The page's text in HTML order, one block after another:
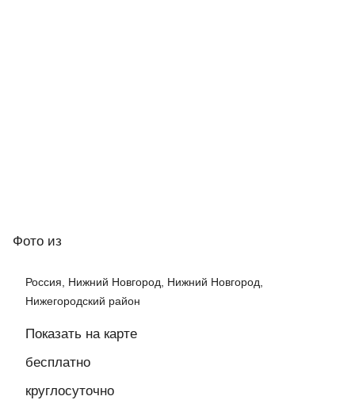
Фото из
Россия, Нижний Новгород, Нижний Новгород,
Нижегородский район
Показать на карте
бесплатно
круглосуточно